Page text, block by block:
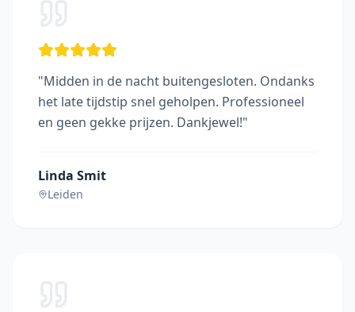
"Midden in de nacht buitengesloten. Ondanks
het late tijdstip snel geholpen. Professioneel
en geen gekke prijzen. Dankjewel!"
Linda Smit
Leiden